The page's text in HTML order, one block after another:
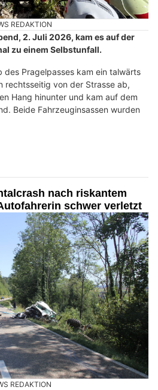
REDAKTION
2. Juli 2026, kam es auf der
zu einem Selbstunfall.
des Pragelpasses kam ein talwärts
rechtsseitig von der Strasse ab,
Hang hinunter und kam auf dem
Beide Fahrzeuginsassen wurden
nach riskantem
schwer verletzt
REDAKTION